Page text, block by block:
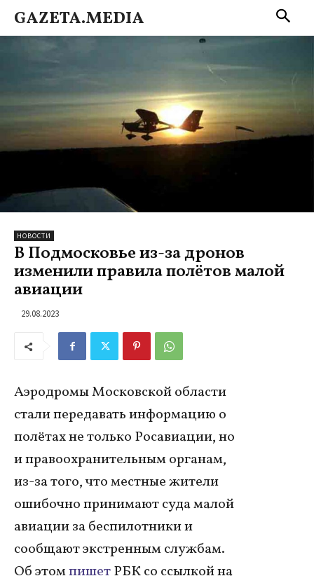
GAZETA.MEDIA
НОВОСТИ
В Подмосковье из-за дронов
изменили правила полётов малой
авиации
29.08.2023
Аэродромы Московской области
стали передавать информацию о
полётах не только Росавиации, но
и правоохранительным органам,
из-за того, что местные жители
ошибочно принимают суда малой
авиации за беспилотники и
сообщают экстренным службам.
Об этомпишетРБК со ссылкой на